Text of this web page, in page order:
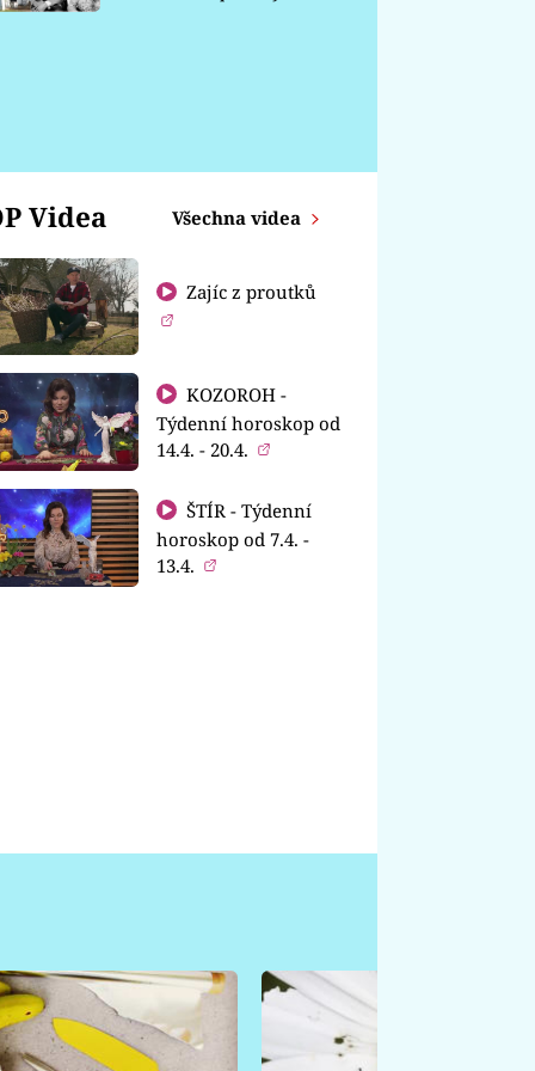
Videa Všechna videa
Zajíc z proutků
KOZOROH -
Týdenní horoskop od
14.4. - 20.4.
ŠTÍR - Týdenní
horoskop od 7.4. -
13.4.